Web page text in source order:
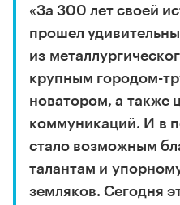
«За 300 лет своей
прошел
из
крупным городом-
новатором, а также
коммуникаций. И в
стало возможным
талантам и
земляков. Сегодня